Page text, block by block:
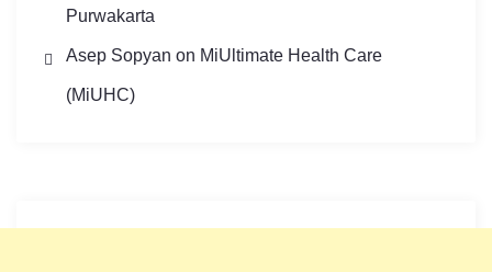
Purwakarta
Asep Sopyan on MiUltimate Health Care
(MiUHC)